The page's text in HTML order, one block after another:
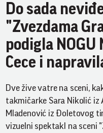
Do sada
"Zvezdama
podigla NOGU
Cece i
Dve žive vatre na sceni,
takmičarke Sara Nikolić iz
Mladenović iz Đoletovog
vizuelni spektakl na sceni